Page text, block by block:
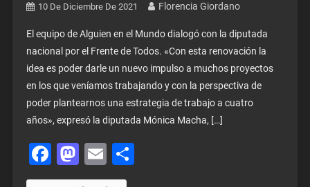
10 De Diciembre De 2021 Florencia Giordano
El equipo de Alguien en el Mundo dialogó con la diputada
nacional por el Frente de Todos. «Con esta renovación la
idea es poder darle un nuevo impulso a muchos proyectos
en los que veníamos trabajando y con la perspectiva de
poder plantearnos una estrategia de trabajo a cuatro
años», expresó la diputada Mónica Macha, […]
Facebook
Mastodon
Email